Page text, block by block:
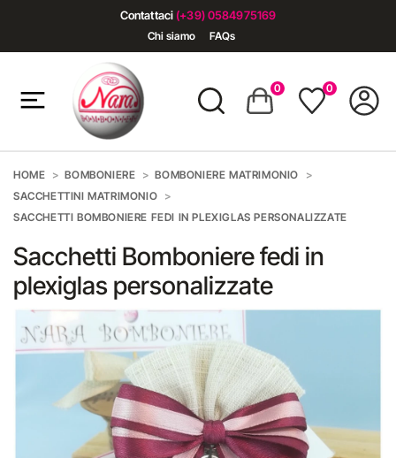
Contattaci (+39) 0584975169
Chi siamo FAQs
0 0
HOME BOMBONIERE
BOMBONIERE MATRIMONIO
SACCHETTINI MATRIMONIO
SACCHETTI BOMBONIERE FEDI IN PLEXIGLAS PERSONALIZZATE
Sacchetti Bomboniere fedi in
plexiglas personalizzate